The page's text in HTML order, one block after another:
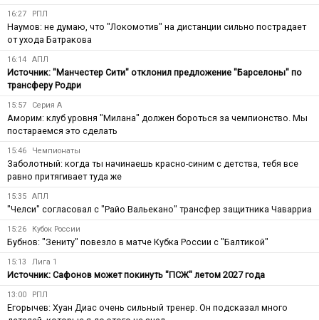
16:27 РПЛ
Наумов: не думаю, что "Локомотив" на дистанции сильно пострадает
от ухода Батракова
16:14 АПЛ
Источник: "Манчестер Сити" отклонил предложение "Барселоны" по
трансферу Родри
15:57 Серия А
Аморим: клуб уровня "Милана" должен бороться за чемпионство. Мы
постараемся это сделать
15:46 Чемпионаты
Заболотный: когда ты начинаешь красно-синим с детства, тебя все
равно притягивает туда же
15:35 АПЛ
"Челси" согласовал с "Райо Вальекано" трансфер защитника Чаварриа
15:26 Кубок России
Бубнов: "Зениту" повезло в матче Кубка России с "Балтикой"
15:13 Лига 1
Источник: Сафонов может покинуть "ПСЖ" летом 2027 года
13:00 РПЛ
Егорычев: Хуан Диас очень сильный тренер. Он подсказал много